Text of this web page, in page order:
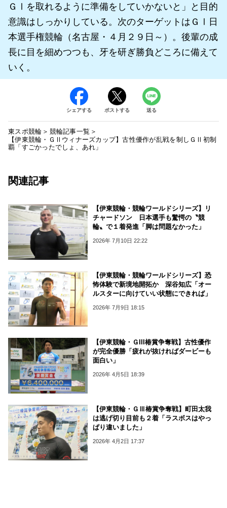
ＧⅠを取れるように準備をしていかないと」と目的
意識はしっかりしている。次のターゲットはＧⅠ日
本選手権競輪（名古屋・４月２９日～）。後輩の成
長に目を細めつつも、牙を研ぎ勝負どころに備えて
いく。
シェアする ポストする 送る
東スポ競輪
競輪記事一覧
【伊東競輪・ＧⅡウィナーズカップ】古性優作が乱戦を制しＧⅡ初制
覇「すごかったでしょ、あれ」
関連記事
【伊東競輪・競輪ワールドシリーズ】リ
チャードソン 日本選手も驚愕の〝競
輪〟で１着発進「脚は問題なかった」
2026年 7月10日 22:22
【伊東競輪・競輪ワールドシリーズ】恐
怖体験で新境地開拓か 深谷知広「オー
ルスターに向けていい状態にできれば」
2026年 7月9日 18:15
【伊東競輪・ＧIII椿賞争奪戦】古性優作
が完全優勝「疲れが抜ければダービーも
面白い」
2026年 4月5日 18:39
【伊東競輪・ＧⅢ椿賞争奪戦】町田太我
は逃げ切り目前も２着「ラスボスはやっ
ぱり違いました」
2026年 4月2日 17:37